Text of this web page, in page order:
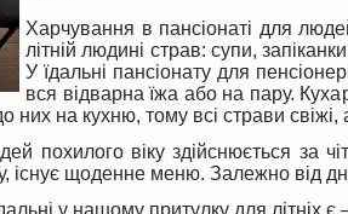
Харчування в пансіонаті для
літній людині страв: супи,
У їдальні пансіонату для
вся відварна їжа або на пару.
них на кухню, тому всі страви
похилого віку здійснюється за
існує щоденне меню. Залежно від
у нашому притулку для літніх є –